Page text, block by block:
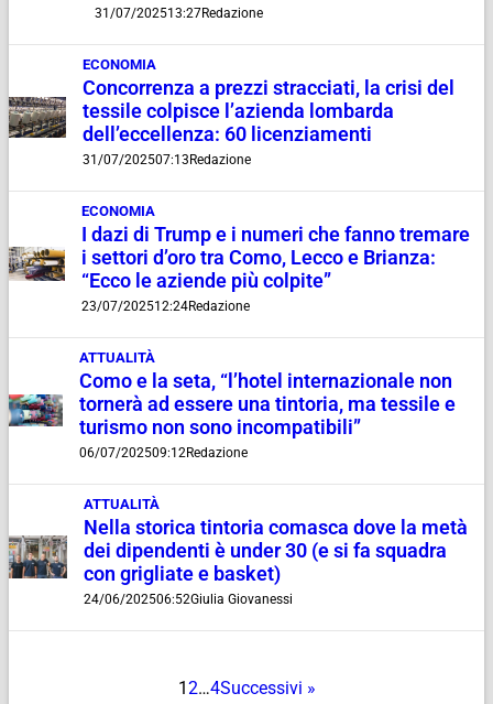
31/07/202513:27Redazione
ECONOMIA
Concorrenza a prezzi stracciati, la crisi del
tessile colpisce l’azienda lombarda
dell’eccellenza: 60 licenziamenti
31/07/202507:13Redazione
ECONOMIA
I dazi di Trump e i numeri che fanno tremare
i settori d’oro tra Como, Lecco e Brianza:
“Ecco le aziende più colpite”
23/07/202512:24Redazione
ATTUALITÀ
Como e la seta, “l’hotel internazionale non
tornerà ad essere una tintoria, ma tessile e
turismo non sono incompatibili”
06/07/202509:12Redazione
ATTUALITÀ
Nella storica tintoria comasca dove la metà
dei dipendenti è under 30 (e si fa squadra
con grigliate e basket)
24/06/202506:52Giulia Giovanessi
12…4Successivi »